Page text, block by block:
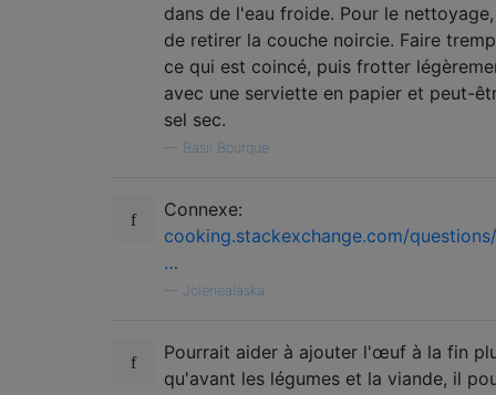
dans de l'eau froide. Pour le
de retirer la couche noircie. Faire
ce qui est coincé, puis frotter
avec une serviette en papier et peut-
sel sec.
Basil Bourque
Connexe:
cooking.stackexchange.com/
…
Jolenealaska
Pourrait aider à ajouter l'œuf à la fin
qu'avant les légumes et la viande, il